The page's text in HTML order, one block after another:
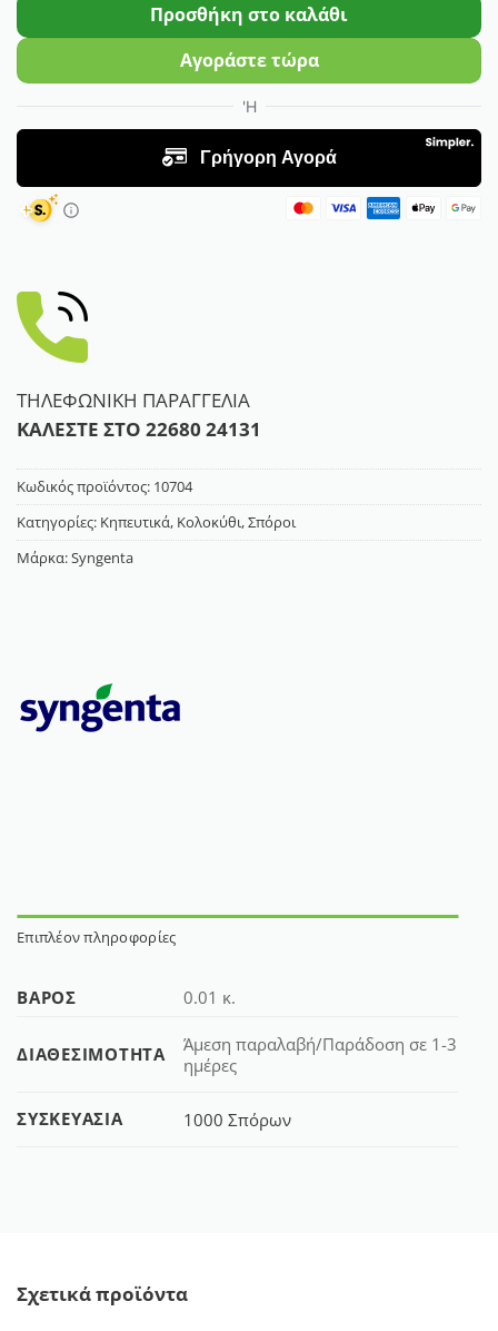
Προσθήκη στο καλάθι
Αγοράστε τώρα
ΤΗΛΕΦΩΝΙΚΗ ΠΑΡΑΓΓΕΛΙΑ
ΚΑΛΕΣΤΕ ΣΤΟ 22680 24131
Κωδικός προϊόντος: 10704
Κατηγορίες: Κηπευτικά, Κολοκύθι,Σπόροι
Μάρκα:Syngenta
Επιπλέον πληροφορίες
ΒΆΡΟΣ 0.01 κ.
ΔΙΑΘΕΣΙΜΌΤΗΤΑ
Άμεση παραλαβή/Παράδοση σε 1-3
ημέρες
ΣΥΣΚΕΥΑΣΊΑ 1000 Σπόρων
Σχετικά προϊόντα